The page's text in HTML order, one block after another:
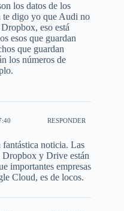
los datos de los
te digo yo que Audi no
eso está
esos que guardan
que guardan
los números de
RESPONDER
noticia. Las
Dropbox y Drive están
importantes empresas
Cloud, es de locos.